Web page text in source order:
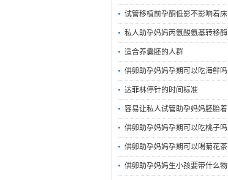
试管移植前孕酮低影不影响着床
私人助孕妈妈丙氨酸氨基转移酶
适合养囊胚的人群
供卵助孕妈妈孕期可以吃海鲜吗
达菲林停针的时间标准
容易让私人试管助孕妈妈胚胎着
供卵助孕妈妈孕期可以吃桃子吗
供卵助孕妈妈孕期可以喝菊花茶
供卵助孕妈妈生小孩要带什么物